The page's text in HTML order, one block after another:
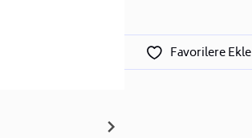
Favorilere Ekle